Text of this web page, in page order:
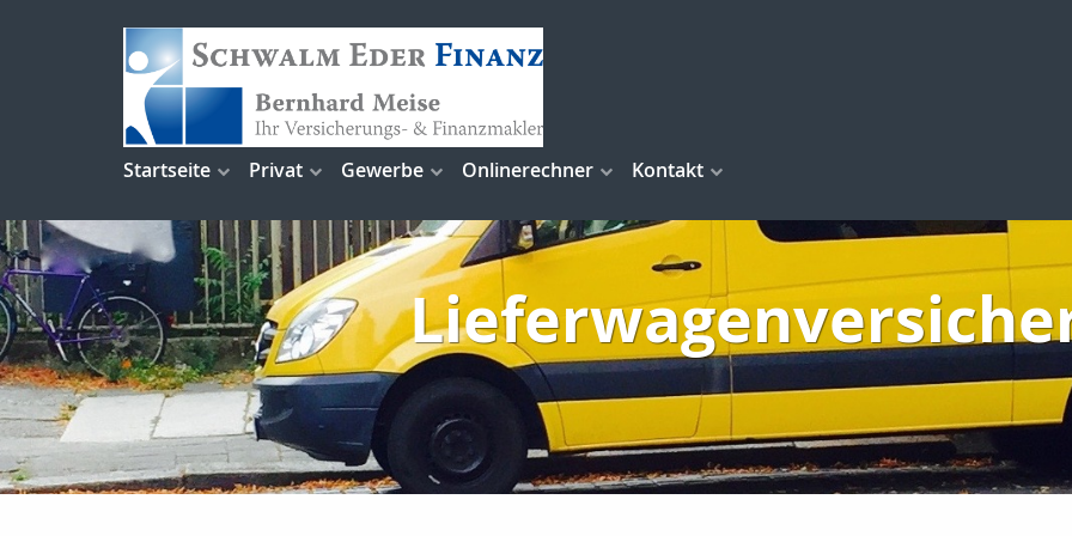
Startseite Privat Gewerbe Onlinerechner Kontakt